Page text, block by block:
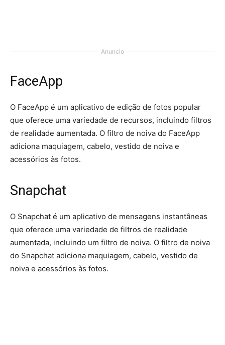
Anuncio
FaceApp
O FaceApp é um aplicativo de edição de fotos popular
que oferece uma variedade de recursos, incluindo filtros
de realidade aumentada. O filtro de noiva do FaceApp
adiciona maquiagem, cabelo, vestido de noiva e
acessórios às fotos.
Snapchat
O Snapchat é um aplicativo de mensagens instantâneas
que oferece uma variedade de filtros de realidade
aumentada, incluindo um filtro de noiva. O filtro de noiva
do Snapchat adiciona maquiagem, cabelo, vestido de
noiva e acessórios às fotos.